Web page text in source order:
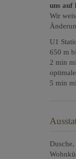
uns auf
Wir
U1
650 m
2 min
5 min
Dusche